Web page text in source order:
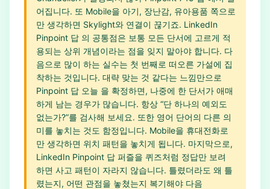
어집니다. 또 Mobile을 아기, 장난감, 유아용품 쪽으로
만 생각하면 Skylight와 연결이 끊기죠. LinkedIn
Pinpoint 답 의 공통점은 보통 모든 단서에 고르게 적
용되는 상위 개념이라는 점을 잊지 말아야 합니다. 다
음으로 많이 하는 실수는 첫 번째로 떠오른 가설에 집
착하는 것입니다. 대략 맞는 것 같다는 느낌만으로
Pinpoint 답 오늘 을 확정하면, 나중에 한 단서가 애매
하게 남는 경우가 많습니다. 항상 “단 하나의 예외도
없는가?”를 검사해 보세요. 또한 영어 단어의 다른 의
미를 놓치는 것도 함정입니다. Mobile을 휴대전화로
만 생각하면 위치 패턴을 놓치게 됩니다. 마지막으로,
LinkedIn Pinpoint 답 퍼즐을 퀴즈처럼 정답만 보려
하면 사고 패턴이 자라지 않습니다. 틀렸더라도 왜 틀
렸는지, 어떤 관점을 놓쳤는지 복기해야 다음